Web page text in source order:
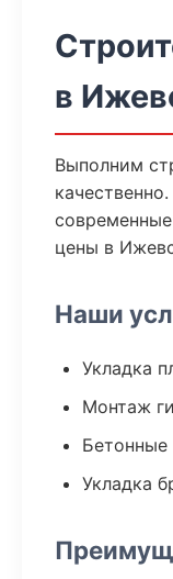
в
Выполним
цены в
Наши
Укладка
Монтаж
Бетонные
Укладка